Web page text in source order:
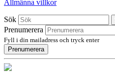
Allmänna villkor
Sök
Prenumerera
Fyll i din mailadress och tryck enter
Prenumerera